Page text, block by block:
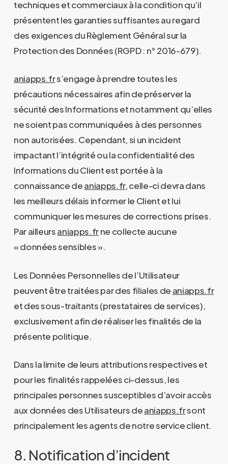
techniques et commerciaux à la condition qu’il
présentent les garanties suffisantes au regard
des exigences du Règlement Général sur la
Protection des Données (RGPD : n° 2016-679).
aniapps.frs’engage à prendre toutes les
précautions nécessaires afin de préserver la
sécurité des Informations et notamment qu’elles
ne soient pas communiquées à des personnes
non autorisées. Cependant, si un incident
impactant l’intégrité ou la confidentialité des
Informations du Client est portée à la
connaissance deaniapps.fr, celle-ci devra dans
les meilleurs délais informer le Client et lui
communiquer les mesures de corrections prises.
Par ailleursaniapps.frne collecte aucune
« données sensibles ».
Les Données Personnelles de l’Utilisateur
peuvent être traitées par des filiales de aniapps.fr
et des sous-traitants (prestataires de services),
exclusivement afin de réaliser les finalités de la
présente politique.
Dans la limite de leurs attributions respectives et
pour les finalités rappelées ci-dessus, les
principales personnes susceptibles d’avoir accès
aux données des Utilisateurs deaniapps.frsont
principalement les agents de notre service client.
8. Notification d’incident